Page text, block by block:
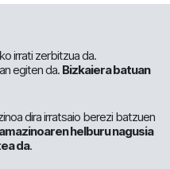
irrati zerbitzua da.
egiten da. Bizkaiera batuan
dira irratsaio berezi batzuen
helburu nagusia
da.